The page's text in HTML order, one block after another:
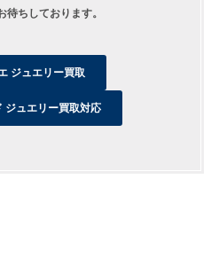
ちしております。
ジュエリー買取
ジュエリー買取対応